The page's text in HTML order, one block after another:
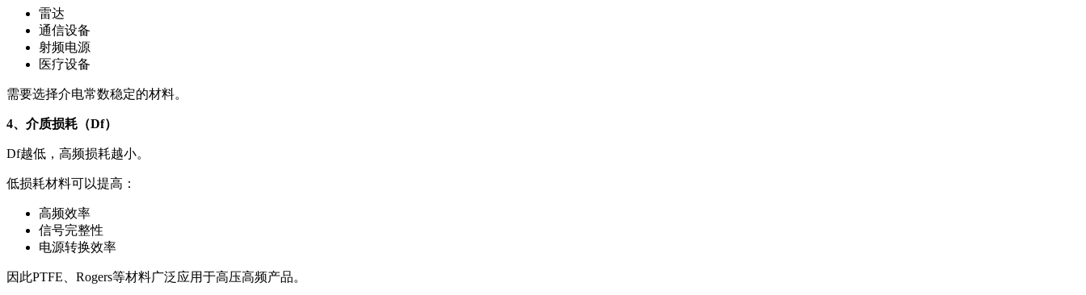
雷达
通信设备
射频电源
医疗设备
需要选择介电常数稳定的材料。
4、介质损耗（Df）
Df越低，高频损耗越小。
低损耗材料可以提高：
高频效率
信号完整性
电源转换效率
因此PTFE、Rogers等材料广泛应用于高压高频产品。